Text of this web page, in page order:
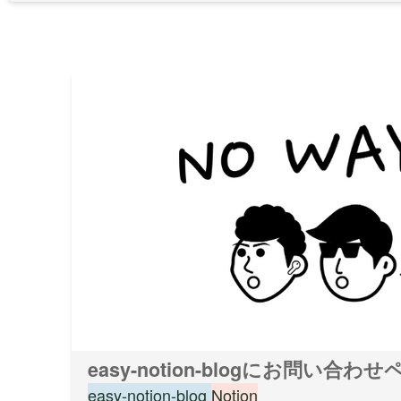
easy-notion-blogにお問い合わせ
easy-notion-blog Notion